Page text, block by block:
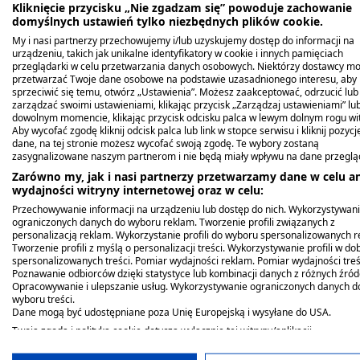
Rekawice Peha-Soft
Nitrile
Fino,b/pudr.,diagn.,S, 10
szt
4,79 zł
Rękawice Peha-Soft vinyl,
winylowe, niejałowe,
bezpudrowe, rozmiar
średni, 100 szt.
22,89 zł
Spis treści
Opis produktu
Co zawiera produkt?
Producent - podmiot odpowiedzialny
Opis produktu
Bezpudrowe, nitrylowe rękawice Romed w
rozmiarze Lto wyrób medyczny do ochrony
osobistej, który może być stosowany zarówno w
medycynie, jak i w stomatologii, weterynarii,
przemyśle kosmetycznym, fryzjerskim oraz
spożywczym.
Kliknięcie przycisku „Nie zgadzam się” powoduje zachowanie
domyślnych ustawień tylko niezbędnych plików cookie.
My i nasi partnerzy przechowujemy i/lub uzyskujemy dostęp do informacji na
urządzeniu, takich jak unikalne identyfikatory w cookie i innych pamięciach
przeglądarki w celu przetwarzania danych osobowych. Niektórzy dostawcy
przetwarzać Twoje dane osobowe na podstawie uzasadnionego interesu, aby
sprzeciwić się temu, otwórz „Ustawienia”. Możesz zaakceptować, odrzucić lub
zarządzać swoimi ustawieniami, klikając przycisk „Zarządzaj ustawieniami”
dowolnym momencie, klikając przycisk odcisku palca w lewym dolnym rogu
Aby wycofać zgodę kliknij odcisk palca lub link w stopce serwisu i kliknij
dane, na tej stronie możesz wycofać swoją zgodę. Te wybory zostaną
zasygnalizowane naszym partnerom i nie będą miały wpływu na dane
Zarówno my, jak i nasi partnerzy przetwarzamy dane w celu
wydajności witryny internetowej oraz w celu:
Przechowywanie informacji na urządzeniu lub dostęp do nich.
ograniczonych danych do wyboru reklam. Tworzenie profili związanych z
personalizacją reklam. Wykorzystanie profili do wyboru spersonalizowanych
Tworzenie profili z myślą o personalizacji treści. Wykorzystywanie profili w
spersonalizowanych treści. Pomiar wydajności reklam. Pomiar wydajności
Poznawanie odbiorców dzięki statystyce lub kombinacji danych z różnych
Opracowywanie i ulepszanie usług. Wykorzystywanie ograniczonych danych
wyboru treści.
Dane mogą być udostępniane poza Unię Europejską i wysyłane do USA.
Twoja zgoda i polityka cookie dotyczą wyłącznie tej witryny/aplikacji.
Wyświetl listę partnerów (11 dostawców IAB)